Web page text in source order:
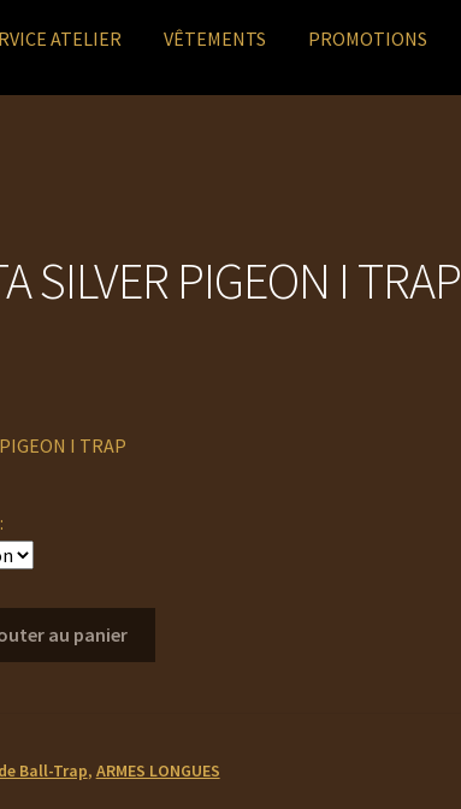
ATELIER VÊTEMENTS PROMOTIONS
SILVER PIGEON I TRAP
I TRAP
au panier
Ball-Trap, ARMES LONGUES